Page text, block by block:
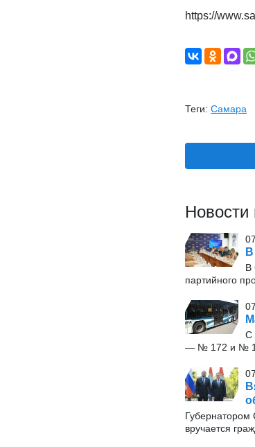
https://
Теги: Самара
Новости
В
партийного
С
— № 172 и №
Губернатором
вручается